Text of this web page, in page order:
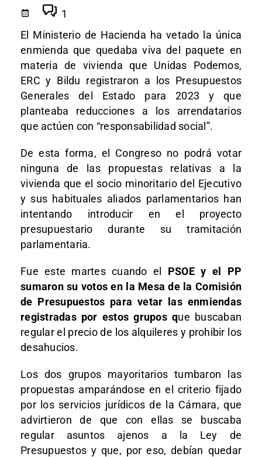
1
El Ministerio de Hacienda ha vetado la única
enmienda que quedaba viva del paquete en
materia de vivienda que Unidas Podemos,
ERC y Bildu registraron a los Presupuestos
Generales del Estado para 2023 y que
planteaba reducciones a los arrendatarios
que actúen con “responsabilidad social”.
De esta forma, el Congreso no podrá votar
ninguna de las propuestas relativas a la
vivienda que el socio minoritario del Ejecutivo
y sus habituales aliados parlamentarios han
intentando introducir en el proyecto
presupuestario durante su tramitación
parlamentaria.
Fue este martes cuando el
PSOE y el PP
sumaron su votos en la Mesa de la Comisión
de Presupuestos para vetar las enmiendas
registradas por estos grupos que buscaban
regular el precio de los alquileres y prohibir los
desahucios.
Los dos grupos mayoritarios tumbaron las
propuestas amparándose en el criterio fijado
por los servicios jurídicos de la Cámara, que
advirtieron de que con ellas se buscaba
regular asuntos ajenos a la Ley de
Presupuestos y que, por eso, debían quedar